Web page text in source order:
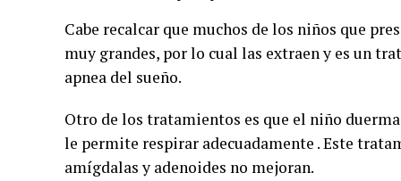
Cabe recalcar que muchos de los niños que
muy grandes, por lo cual las extraen y es un
apnea del sueño.
Otro de los tratamientos es que el niño
le permite respirar adecuadamente . Este
amígdalas y adenoides no mejoran.